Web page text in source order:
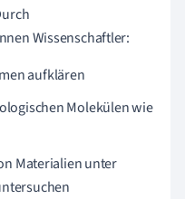
Wissenschaftler:
aufklären
Molekülen wie
Materialien unter